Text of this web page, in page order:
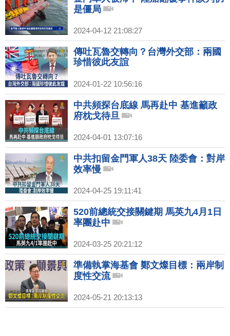
是僵局
2024-04-12 21:08:27
傳吐瓦魯交轉向？台灣外交部：兩國
珍惜彼此友誼
2024-01-22 10:56:16
中共頻探台底線 馬再赴中 基進籲政
府枕戈待旦
2024-04-01 13:07:16
中共扣留金門軍人38天 陸委會：對岸
效率慢
2024-04-25 19:11:41
520前總統交接關鍵期 馬英九4月1日
率團赴中
2024-03-25 20:21:12
準備執掌海基會 鄭文燦目標：兩岸制
度性交流
2024-05-21 20:13:13